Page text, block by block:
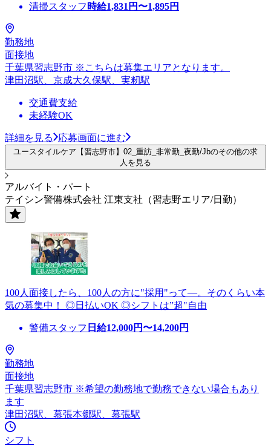
清掃スタッフ 時給1,831 円〜1,895円
勤務地
面接地
千葉県習志野市 ※こちらは募集エリアとなります。
津田沼駅、京成大久保駅、実籾駅
交通費支給
未経験OK
詳細を見る 応募画面に進む
ユースタイルケア【習志野市】02_重訪_非常勤_夜勤/Jbのその他の求
人を見る
アルバイト・パート
テイシン警備株式会社 江東支社（習志野エリア/日勤）
100人面接したら、100人の方に"採用"って―。そのくらい本
気の募集中！ ◎日払いOK ◎シフトは”超"自由
警備スタッフ 日給12,000円〜14,200円
勤務地
面接地
千葉県習志野市 ※希望の勤務地で勤務できない場合もあり
ます
津田沼駅、幕張本郷駅、幕張駅
シフト